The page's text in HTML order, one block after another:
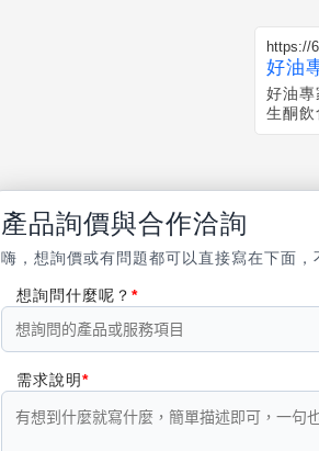
https://
好油
好油
生酮
產品詢價與合作洽詢
嗨，想詢價或有問題都可以直接寫在下面
想詢問什麼呢？
需求說明